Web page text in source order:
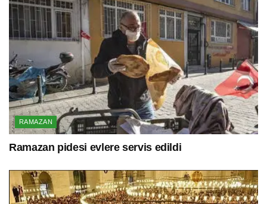
RAMAZAN
Ramazan pidesi evlere servis edildi